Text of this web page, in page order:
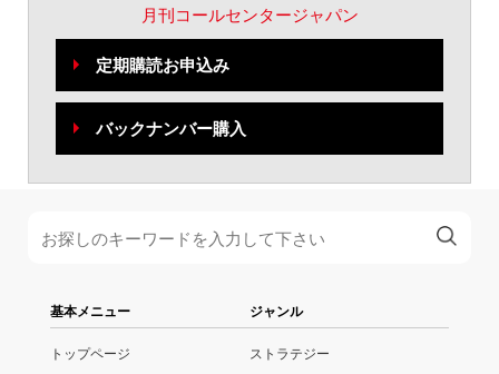
月刊コールセンタージャパン
定期購読お申込み
バックナンバー購入
基本メニュー
トップページ
ジャンル
ストラテジー